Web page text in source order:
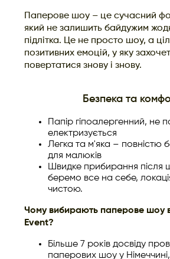
Паперове шоу – це сучасний
який не залишить байдужим
підлітка. Це не просто шоу, а
позитивних емоцій, у яку
повертатися знову і знову.
Безпека та
Папір гіпоалергенний, не
електризується
Легка та м'яка – повністю
для малюків
Швидке прибирання після
беремо все на себе,
чистою.
Чому вибирають паперове шоу
Event?
Більше 7 років досвіду
паперових шоу у